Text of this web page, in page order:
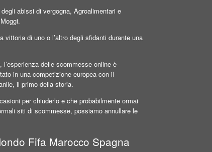
abissi di vergogna, Agroalimentari e
di uno o l’altro degli sfidanti durante una
delle scommesse online è
in una competizione europea con il
il primo della storia.
per chiuderlo e che probabilmente ormai
siti di scommesse, possiamo annullare le
Fifa Marocco Spagna